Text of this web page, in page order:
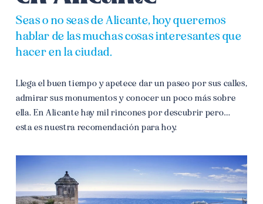
Seas o no seas de Alicante, hoy queremos
hablar de las muchas cosas interesantes que
hacer en la ciudad.
Llega el buen tiempo y apetece dar un paseo por sus calles,
admirar sus monumentos y conocer un poco más sobre
ella. En Alicante hay mil rincones por descubrir pero…
esta es nuestra recomendación para hoy.